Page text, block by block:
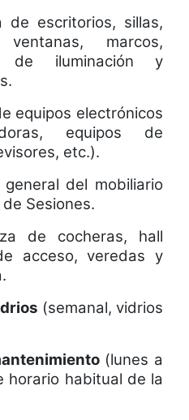
de escritorios, sillas,
ventanas, marcos,
de iluminación y
equipos electrónicos
equipos de
etc.).
general del mobiliario
Sesiones.
de cocheras, hall
acceso, veredas y
(semanal, vidrios
(lunes a
horario habitual de la